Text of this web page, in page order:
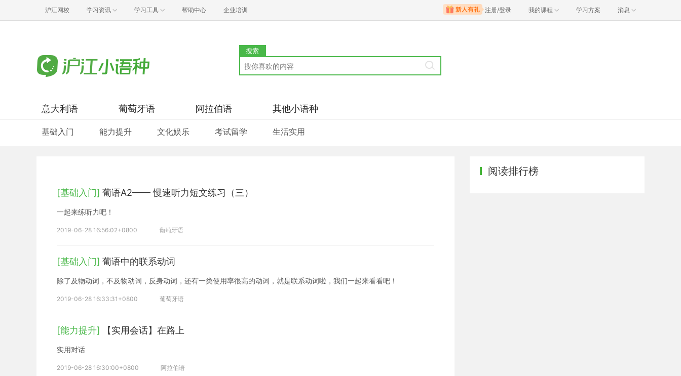
沪江网校 学习资讯 学习工具 帮助中心 企业培训 注册/登录 我的课程 学习方案 消息
搜索
意大利语
基础入门 能力提升 文化娱乐 考试留学 生活实用
葡萄牙语 阿拉伯语 其他小语种
[基础入门] 葡语A2—— 慢速听力短文练习（三）
一起来练听力吧！
2019-06-28 16:56:02+0800 葡萄牙语
[基础入门] 葡语中的联系动词
除了及物动词，不及物动词，反身动词，还有一类使用率很高的动词，就是联系动词啦，我们一起来看看吧！
2019-06-28 16:33:31+0800 葡萄牙语
[能力提升] 【实用会话】在路上
实用对话
2019-06-28 16:30:00+0800 阿拉伯语
阅读排行榜